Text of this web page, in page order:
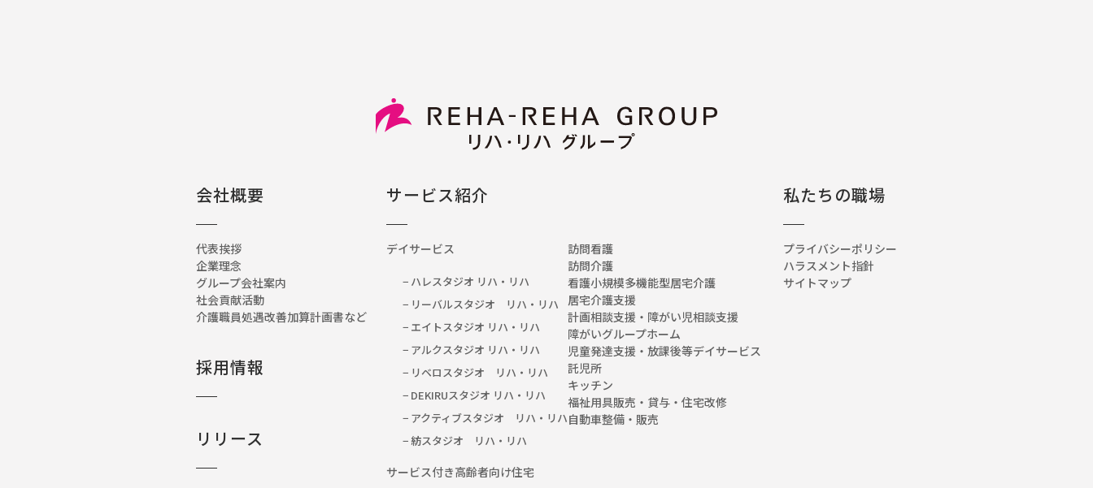
会社概要
代表挨拶
企業理念
グループ会社案内
社会貢献活動
介護職員処遇改善加算計画書など
採用情報
リリース
サービス紹介
デイサービス
− ハレスタジオ リハ・リハ
− リーバルスタジオ リハ・リハ
− エイトスタジオ リハ・リハ
− アルクスタジオ リハ・リハ
− リベロスタジオ リハ・リハ
− DEKIRUスタジオ リハ・リハ
− アクティブスタジオ リハ・リハ
− 紡スタジオ リハ・リハ
サービス付き高齢者向け住宅
訪問看護
訪問介護
看護小規模多機能型居宅介護
居宅介護支援
計画相談支援・障がい児相談支援
障がいグループホーム
児童発達支援・放課後等デイサービス
託児所
キッチン
福祉用具販売・貸与・住宅改修
自動車整備・販売
私たちの職場
プライバシーポリシー
ハラスメント指針
サイトマップ